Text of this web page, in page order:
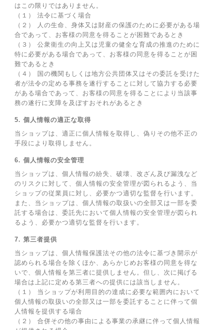
はこの限りではありません。
（１） 法令に基づく場合
（２） 人の生命、身体又は財産の保護のために必要がある場
合であって、お客様の同意を得ることが困難であるとき
（３） 公衆衛生の向上又は児童の健全な育成の推進のために
特に必要がある場合であって、お客様の同意を得ることが困
難であるとき
（４） 国の機関もしくは地方公共団体又はその委託を受けた
者が法令の定める事務を遂行することに対して協力する必要
がある場合であって、お客様の同意を得ることにより当該事
務の遂行に支障を及ぼすおそれがあるとき
5. 個人情報の適正な取得
当ショップは、適正に個人情報を取得し、偽りその他不正の
手段により取得しません。
6. 個人情報の安全管理
当ショップは、個人情報の紛失、破壊、改ざん及び漏洩など
のリスクに対して、個人情報の安全管理が図られるよう、当
ショップの従業員に対し、必要かつ適切な監督を行います。
また、当ショップは、個人情報の取扱いの全部又は一部を委
託する場合は、委託先において個人情報の安全管理が図られ
るよう、必要かつ適切な監督を行います。
7. 第三者提供
当ショップは、個人情報保護法その他の法令に基づき開示が
認められる場合を除くほか、あらかじめお客様の同意を得な
いで、個人情報を第三者に提供しません。但し、次に掲げる
場合は上記に定める第三者への提供には該当しません。
（１） 当ショップが利用目的の達成に必要な範囲内において
個人情報の取扱いの全部又は一部を委託することに伴って個
人情報を提供する場合
（２） 合併その他の事由による事業の承継に伴って個人情報